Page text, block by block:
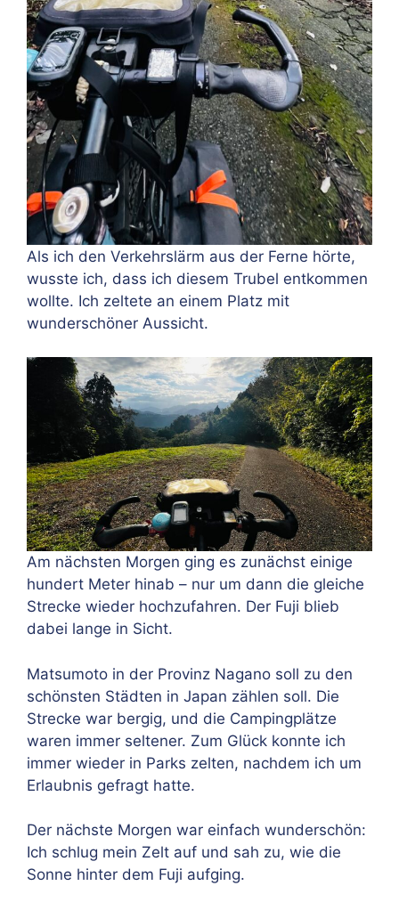
Als ich den Verkehrslärm aus der Ferne hörte,
wusste ich, dass ich diesem Trubel entkommen
wollte. Ich zeltete an einem Platz mit
wunderschöner Aussicht.
Am nächsten Morgen ging es zunächst einige
hundert Meter hinab – nur um dann die gleiche
Strecke wieder hochzufahren. Der Fuji blieb
dabei lange in Sicht.
Matsumoto in der Provinz Nagano soll zu den
schönsten Städten in Japan zählen soll. Die
Strecke war bergig, und die Campingplätze
waren immer seltener. Zum Glück konnte ich
immer wieder in Parks zelten, nachdem ich um
Erlaubnis gefragt hatte.
Der nächste Morgen war einfach wunderschön:
Ich schlug mein Zelt auf und sah zu, wie die
Sonne hinter dem Fuji aufging.